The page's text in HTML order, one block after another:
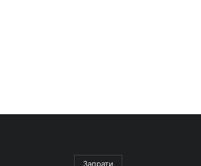
Запрати